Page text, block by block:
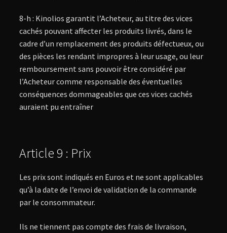
8-h : Kinolios garantit l’Acheteur, au titre des vices
cachés pouvant affecter les produits livrés, dans le
cadre d’un remplacement des produits défectueux, ou
des pièces les rendant impropres à leur usage, ou leur
remboursement sans pouvoir être considéré par
l’Acheteur comme responsable des éventuelles
conséquences dommageables que ces vices cachés
auraient pu entraîner
Article 9 : Prix
Les prix sont indiqués en Euros et ne sont applicables
qu’à la date de l’envoi de validation de la commande
par le consommateur.
Ils ne tiennent pas compte des frais de livraison,